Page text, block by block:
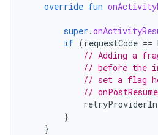
override fun
super .
if (requestCode ==
// Adding a
// before the
// set a flag
//
}
}